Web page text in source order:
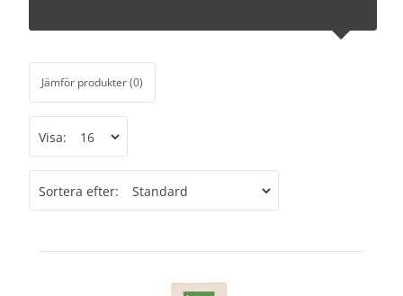
Jämför produkter (0)
Visa:
Sortera efter: